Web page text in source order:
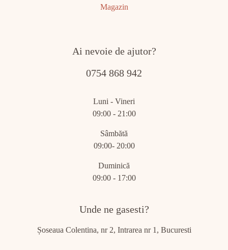
Magazin
Ai nevoie de ajutor?
0754 868 942
Luni - Vineri
09:00 - 21:00
Sâmbătă
09:00- 20:00
Duminică
09:00 - 17:00
Unde ne gasesti?
Șoseaua Colentina, nr 2, Intrarea nr 1, Bucuresti